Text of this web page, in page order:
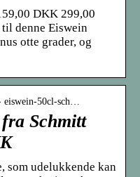
DKK 299,00
denne Eiswein
otte grader, og
eiswein-50cl-sch…
Schmitt
som udelukkende kan